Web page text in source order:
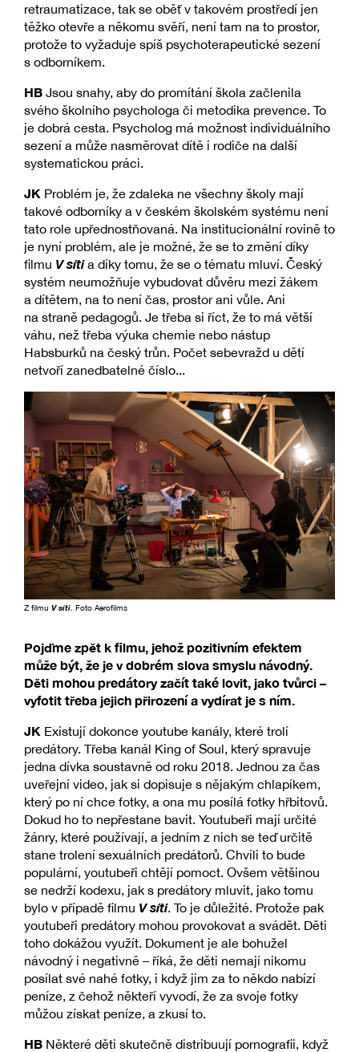
retraumatizace, tak se oběť v takovém prostředí jen
těžko otevře a někomu svěří, není tam na to prostor,
protože to vyžaduje spíš psychoterapeutické sezení
s odborníkem.
HB Jsou snahy, aby do promítání škola začlenila
svého školního psychologa či metodika prevence. To
je dobrá cesta. Psycholog má možnost individuálního
sezení a může nasměrovat dítě i rodiče na další
systematickou práci.
JK Problém je, že zdaleka ne všechny školy mají
takové odborníky a v českém školském systému není
tato role upřednostňovaná. Na institucionální rovině to
je nyní problém, ale je možné, že se to změní díky
filmu V sítia díky tomu, že se o tématu mluví. Český
systém neumožňuje vybudovat důvěru mezi žákem
a dítětem, na to není čas, prostor ani vůle. Ani
na straně pedagogů. Je třeba si říct, že to má větší
váhu, než třeba výuka chemie nebo nástup
Habsburků na český trůn. Počet sebevražd u dětí
netvoří zanedbatelné číslo...
Z filmu V síti . Foto Aerofilms
Pojďme zpět k filmu, jehož pozitivním efektem
může být, že je v dobrém slova smyslu návodný.
Děti mohou predátory začít také lovit, jako tvůrci –
vyfotit třeba jejich přirození a vydírat je s ním.
JK Existují dokonce youtube kanály, které trolí
predátory. Třeba kanál King of Soul, který spravuje
jedna dívka soustavně od roku 2018. Jednou za čas
uveřejní video, jak si dopisuje s nějakým chlapíkem,
který po ní chce fotky, a ona mu posílá fotky hřbitovů.
Dokud ho to nepřestane bavit. Youtubeři mají určité
žánry, které používají, a jedním z nich se teď určitě
stane trolení sexuálních predátorů. Chvíli to bude
populární, youtubeři chtějí pomoct. Ovšem většinou
se nedrží kodexu, jak s predátory mluvit, jako tomu
bylo v případě filmu V síti. To je důležité. Protože pak
youtubeři predátory mohou provokovat a svádět. Děti
toho dokážou využít. Dokument je ale bohužel
návodný i negativně – říká, že děti nemají nikomu
posílat své nahé fotky, i když jim za to někdo nabízí
peníze, z čehož někteří vyvodí, že za svoje fotky
můžou získat peníze, a zkusí to.
HB Některé děti skutečně distribuují pornografii, když